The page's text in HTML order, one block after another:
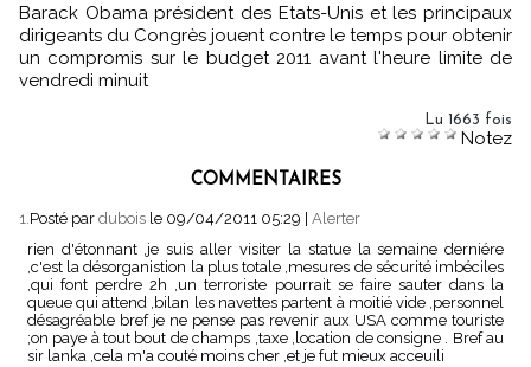
Barack Obama président des Etats-Unis et les principaux
dirigeants du Congrès jouent contre le temps pour obtenir
un compromis sur le budget 2011 avant l'heure limite de
vendredi minuit
Lu 1663 fois
Notez
COMMENTAIRES
1. Posté par dubois le 09/04/2011 05:29 | Alerter
rien d'étonnant ,je suis aller visiter la statue la semaine derniére
,c'est la désorganistion la plus totale ,mesures de sécurité imbéciles
,qui font perdre 2h ,un terroriste pourrait se faire sauter dans la
queue qui attend ,bilan les navettes partent à moitié vide ,personnel
désagréable bref je ne pense pas revenir aux USA comme touriste
;on paye à tout bout de champs ,taxe ,location de consigne . Bref au
sir lanka ,cela m'a couté moins cher ,et je fut mieux acceuili